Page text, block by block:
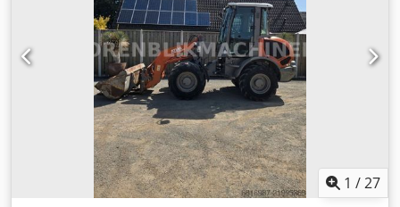
de construcción: 2004 Horas de funcionamiento cargadas:
114.000 Máx. presión de trabajo: 10bar Accionamiento de
una etapa Consumo de agua de refrigeración: 3,7 litros/s
Caudal de aire: 43,6 m3/min Refrigeración por agua Sin
aceite Potencia: 250 kW Tensión de red: 400 V 50 Hz 445 A
Última revisión: septiembre de 2023 Secador de adsorción,
refrigerado por agua Fabricante: Atlas Copco Tipo: MD 600
W Año de fabricación: 2004 Máx. Presión de
funcionamiento: 10,5 bar Volumen vacío: 350 litros
Dimensiones de la máquina: Longitud: 3000 mm Anchura:
1600 mm Altura: 2000 mm Peso: 4400 kg
1 /27